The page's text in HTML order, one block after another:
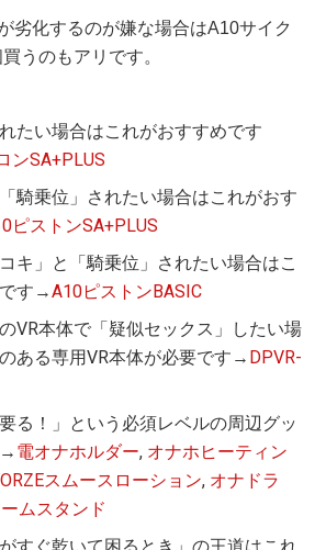
劣化するのが嫌な場合はA10サイク
うのもアリです。
れたい場合はこれがおすすめです
ンSA+PLUS
「騎乗位」されたい場合はこれがおす
ピストンSA+PLUS
キ」と「騎乗位」されたい場合はこ
です→A10ピストンBASIC
VR本体で「疑似セックス」したい場
ある専用VR本体が必要です→ DPVR-
要る！」という必須レベルの周辺グッ
電オナホルダー, オナホヒーティン
スムースローション, オナドラ
ムスタンド
すぐ乾いて困るとき」の王道はこれ